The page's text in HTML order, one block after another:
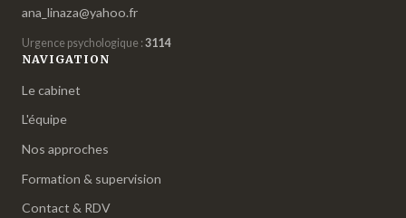
ana_linaza@yahoo.fr
Urgence psychologique : 3114
NAVIGATION
Le cabinet
L'équipe
Nos approches
Formation & supervision
Contact & RDV